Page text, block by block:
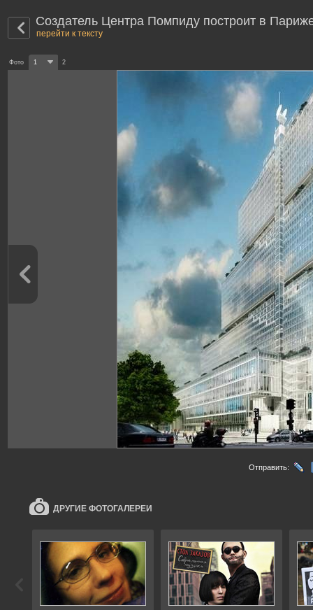
Создатель Центра Помпиду построит в
перейти к тексту
Фото 1 2
Отправить:
ДРУГИЕ ФОТОГАЛЕРЕИ